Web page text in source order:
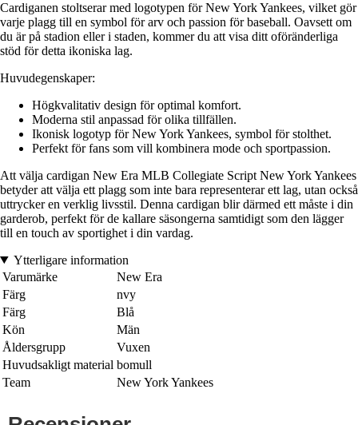
Cardiganen stoltserar med logotypen för New York Yankees, vilket gör
varje plagg till en symbol för arv och passion för baseball. Oavsett om
du är på stadion eller i staden, kommer du att visa ditt oföränderliga
stöd för detta ikoniska lag.
Huvudegenskaper:
Högkvalitativ design för optimal komfort.
Moderna stil anpassad för olika tillfällen.
Ikonisk logotyp för New York Yankees, symbol för stolthet.
Perfekt för fans som vill kombinera mode och sportpassion.
Att välja cardigan New Era MLB Collegiate Script New York Yankees
betyder att välja ett plagg som inte bara representerar ett lag, utan också
uttrycker en verklig livsstil. Denna cardigan blir därmed ett måste i din
garderob, perfekt för de kallare säsongerna samtidigt som den lägger
till en touch av sportighet i din vardag.
Ytterligare information
Varumärke
New Era
Färg
nvy
Färg
Blå
Kön
Män
Åldersgrupp
Vuxen
Huvudsakligt material bomull
Team
New York Yankees